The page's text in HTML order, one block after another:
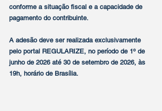
conforme a situação fiscal e a capacidade de
pagamento do contribuinte.
A adesão deve ser realizada exclusivamente
pelo portal REGULARIZE, no período de 1º de
junho de 2026 até 30 de setembro de 2026, às
19h, horário de Brasília.